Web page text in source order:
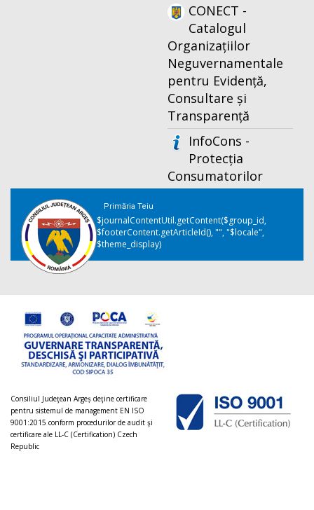
CONECT -
Catalogul
Organizațiilor
Neguvernamentale
pentru Evidență,
Consultare și
Transparență
InfoCons -
Protecția
Consumatorilor
Primăria Teiu
$journalContentUtil.getContent($group_id,
$footerContent.getArticleId(), "", "$locale",
$theme_display)
Consiliul Judeţean Argeș deţine certificare
pentru sistemul de management EN ISO
9001:2015 conform procedurilor de audit şi
certificare ale LL-C (Certification) Czech
Republic